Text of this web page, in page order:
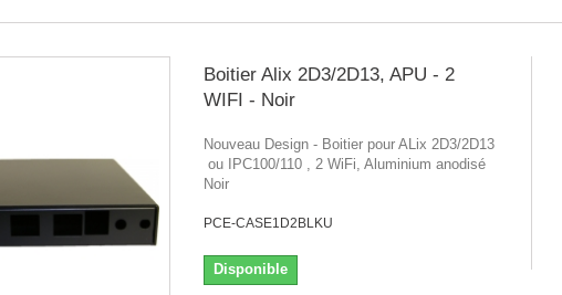
Boitier Alix 2D3/2D13, APU - 2
WIFI - Noir
Nouveau Design - Boitier pour ALix 2D3/2D13
ou IPC100/110 , 2 WiFi, Aluminium anodisé
Noir
PCE-CASE1D2BLKU
Disponible